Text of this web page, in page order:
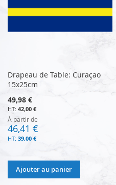
Drapeau de Table: Curaçao
15x25cm
49,98 €
42,00 €
À partir de
46,41 €
39,00 €
Ajouter au panier